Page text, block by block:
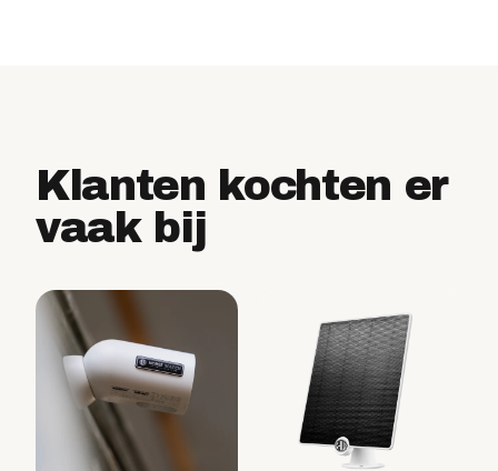
Klanten kochten er
vaak bij